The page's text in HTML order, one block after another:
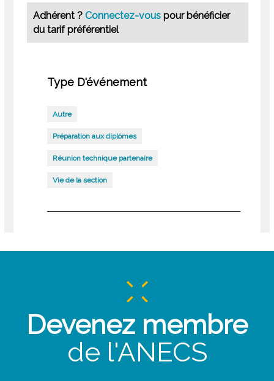
Adhérent ?Connectez-vouspour bénéficier
du tarif préférentiel
Type D'événement
Autre
Préparation aux diplômes
Réunion technique partenaire
Vie de la section
Devenez membre
de l'ANECS